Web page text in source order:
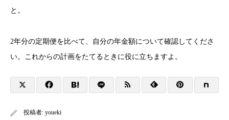
と。
2年分の定期便を比べて、自分の年金額について確認してくださ
い。これからの計画をたてるときに役に立ちますよ。
投稿者: youeki